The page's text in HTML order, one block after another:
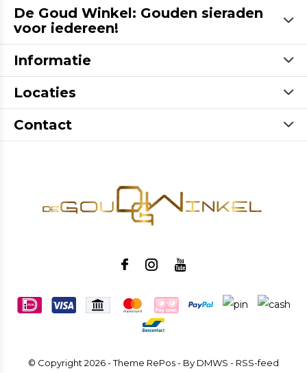
De Goud Winkel: Gouden sieraden
voor iedereen!
Informatie
Locaties
Contact
© Copyright 2026- Theme RePos - By DMWS - RSS-feed